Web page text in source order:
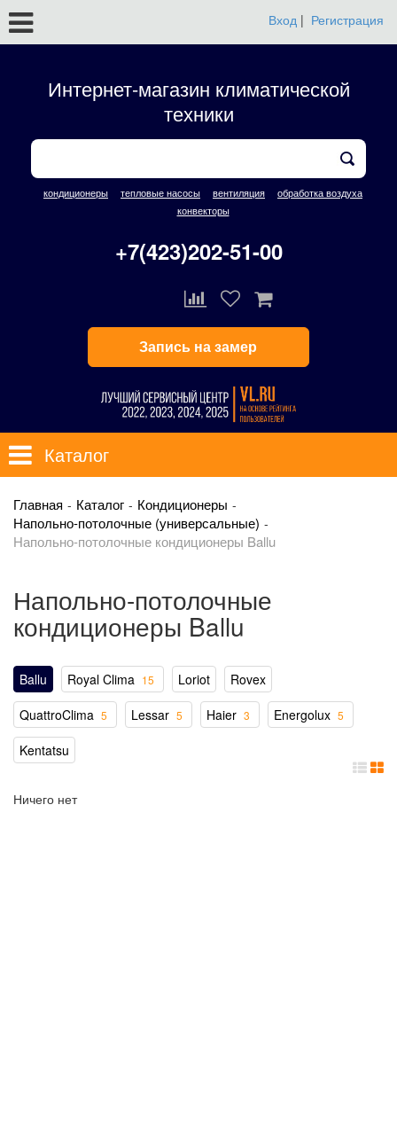
Вход | Регистрация
Интернет-магазин климатической
техники
кондиционеры тепловые насосы вентиляция
обработка воздуха
конвекторы
+7(423)202-51-00
Запись на замер
Каталог
Главная Каталог
Кондиционеры
Напольно-потолочные (универсальные)
Напольно-потолочные кондиционеры Ballu
Напольно-потолочные
кондиционеры Ballu
Ballu Royal Clima 15 Loriot
Rovex
QuattroClima 5 Lessar 5 Haier 3 Energolux 5
Kentatsu
Ничего нет